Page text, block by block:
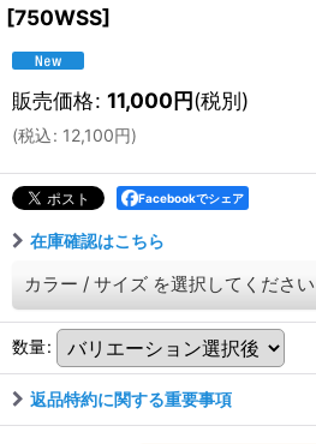
[750WSS]
販売価格: 11,000円(税別)
(税込: 12,100円)
Facebookでシェア
在庫確認はこちら
カラー / サイズ を選択してください
数量:
返品特約に関する重要事項